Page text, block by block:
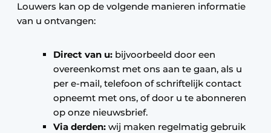
Louwers kan op de volgende manieren informatie
van u ontvangen:
Direct van u: bijvoorbeeld door een
overeenkomst met ons aan te gaan, als u
per e-mail, telefoon of schriftelijk contact
opneemt met ons, of door u te abonneren
op onze nieuwsbrief.
Via derden: wij maken regelmatig gebruik